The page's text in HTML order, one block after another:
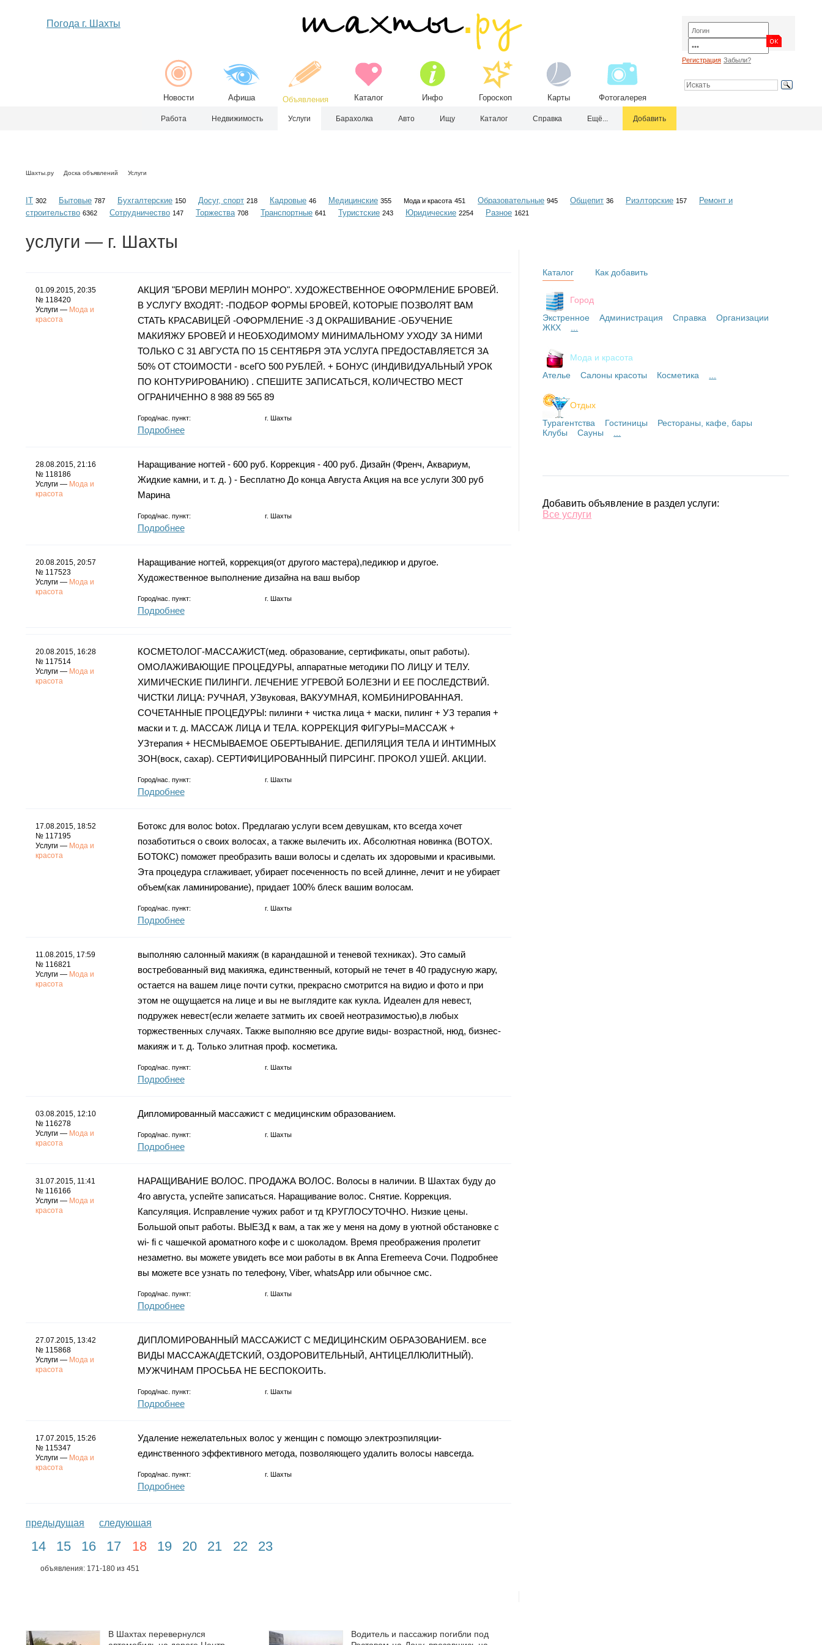
Погода г. Шахты
Новости Афиша Объявления Каталог Инфо Гороскоп Карты Фотогалерея
Регистрация Забыли?
Работа Недвижимость Услуги Барахолка Авто Ищу Каталог Справка Ещё... Добавить
Шахты.ру Доска объявлений Услуги
IT 302 Бытовые 787 Бухгалтерские 150 Досуг, спорт 218 Кадровые 46 Медицинские 355 Мода и красота 451 Образовательные 945 Общепит 36 Риэлторские 157
Ремонт и
строительство 6362 Сотрудничество 147 Торжества 708 Транспортные 641 Туристские 243 Юридические 2254 Разное 1621
услуги — г. Шахты
01.09.2015, 20:35
№ 118420
Услуги — Мода и
красота
АКЦИЯ "БРОВИ МЕРЛИН МОНРО". ХУДОЖЕСТВЕННОЕ ОФОРМЛЕНИЕ БРОВЕЙ.
В УСЛУГУ ВХОДЯТ: -ПОДБОР ФОРМЫ БРОВЕЙ, КОТОРЫЕ ПОЗВОЛЯТ ВАМ
СТАТЬ КРАСАВИЦЕЙ -ОФОРМЛЕНИЕ -3 Д ОКРАШИВАНИЕ -ОБУЧЕНИЕ
МАКИЯЖУ БРОВЕЙ И НЕОБХОДИМОМУ МИНИМАЛЬНОМУ УХОДУ ЗА НИМИ
ТОЛЬКО С 31 АВГУСТА ПО 15 СЕНТЯБРЯ ЭТА УСЛУГА ПРЕДОСТАВЛЯЕТСЯ ЗА
50% ОТ СТОИМОСТИ - всеГО 500 РУБЛЕЙ. + БОНУС (ИНДИВИДУАЛЬНЫЙ УРОК
ПО КОНТУРИРОВАНИЮ) . СПЕШИТЕ ЗАПИСАТЬСЯ, КОЛИЧЕСТВО МЕСТ
ОГРАНИЧЕННО 8 988 89 565 89
Город/нас. пункт: г. Шахты
Подробнее
28.08.2015, 21:16
№ 118186
Услуги — Мода и
красота
Наращивание ногтей - 600 руб. Коррекция - 400 руб. Дизайн (Френч, Аквариум,
Жидкие камни, и т. д. ) - Бесплатно До конца Августа Акция на все услуги 300 руб
Марина
Город/нас. пункт: г. Шахты
Подробнее
20.08.2015, 20:57
№ 117523
Услуги — Мода и
красота
Наращивание ногтей, коррекция(от другого мастера),педикюр и другое.
Художественное выполнение дизайна на ваш выбор
Город/нас. пункт: г. Шахты
Подробнее
20.08.2015, 16:28
№ 117514
Услуги — Мода и
красота
КОСМЕТОЛОГ-МАССАЖИСТ(мед. образование, сертификаты, опыт работы).
ОМОЛАЖИВАЮЩИЕ ПРОЦЕДУРЫ, аппаратные методики ПО ЛИЦУ И ТЕЛУ.
ХИМИЧЕСКИЕ ПИЛИНГИ. ЛЕЧЕНИЕ УГРЕВОЙ БОЛЕЗНИ И ЕЕ ПОСЛЕДСТВИЙ.
ЧИСТКИ ЛИЦА: РУЧНАЯ, УЗвуковая, ВАКУУМНАЯ, КОМБИНИРОВАННАЯ.
СОЧЕТАННЫЕ ПРОЦЕДУРЫ: пилинги + чистка лица + маски, пилинг + УЗ терапия +
маски и т. д. МАССАЖ ЛИЦА И ТЕЛА. КОРРЕКЦИЯ ФИГУРЫ=МАССАЖ +
УЗтерапия + НЕСМЫВАЕМОЕ ОБЕРТЫВАНИЕ. ДЕПИЛЯЦИЯ ТЕЛА И ИНТИМНЫХ
ЗОН(воск, сахар). СЕРТИФИЦИРОВАННЫЙ ПИРСИНГ. ПРОКОЛ УШЕЙ. АКЦИИ.
Город/нас. пункт: г. Шахты
Подробнее
17.08.2015, 18:52
№ 117195
Услуги — Мода и
красота
Ботокс для волос botox. Предлагаю услуги всем девушкам, кто всегда хочет
позаботиться о своих волосах, а также вылечить их. Абсолютная новинка (BOTOX.
БОТОКС) поможет преобразить ваши волосы и сделать их здоровыми и красивыми.
Эта процедура сглаживает, убирает посеченность по всей длинне, лечит и не убирает
объем(как ламинирование), придает 100% блеск вашим волосам.
Город/нас. пункт: г. Шахты
Подробнее
11.08.2015, 17:59
№ 116821
Услуги — Мода и
красота
выполняю салонный макияж (в карандашной и теневой техниках). Это самый
востребованный вид макияжа, единственный, который не течет в 40 градусную жару,
остается на вашем лице почти сутки, прекрасно смотрится на видио и фото и при
этом не ощущается на лице и вы не выглядите как кукла. Идеален для невест,
подружек невест(если желаете затмить их своей неотразимостью),в любых
торжественных случаях. Также выполняю все другие виды- возрастной, нюд, бизнес-
макияж и т. д. Только элитная проф. косметика.
Город/нас. пункт: г. Шахты
Подробнее
03.08.2015, 12:10
№ 116278
Услуги — Мода и
красота
Дипломированный массажист с медицинским образованием.
Город/нас. пункт: г. Шахты
Подробнее
31.07.2015, 11:41
№ 116166
Услуги — Мода и
красота
НАРАЩИВАНИЕ ВОЛОС. ПРОДАЖА ВОЛОС. Волосы в наличии. В Шахтах буду до
4го августа, успейте записаться. Наращивание волос. Снятие. Коррекция.
Капсуляция. Исправление чужих работ и тд КРУГЛОСУТОЧНО. Низкие цены.
Большой опыт работы. ВЫЕЗД к вам, а так же у меня на дому в уютной обстановке с
wi- fi с чашечкой ароматного кофе и с шоколадом. Время преображения пролетит
незаметно. вы можете увидеть все мои работы в вк Anna Eremeeva Сочи. Подробнее
вы можете все узнать по телефону, Viber, whatsApp или обычное смс.
Город/нас. пункт: г. Шахты
Подробнее
27.07.2015, 13:42
№ 115868
Услуги — Мода и
красота
ДИПЛОМИРОВАННЫЙ МАССАЖИСТ С МЕДИЦИНСКИМ ОБРАЗОВАНИЕМ. все
ВИДЫ МАССАЖА(ДЕТСКИЙ, ОЗДОРОВИТЕЛЬНЫЙ, АНТИЦЕЛЛЮЛИТНЫЙ).
МУЖЧИНАМ ПРОСЬБА НЕ БЕСПОКОИТЬ.
Город/нас. пункт: г. Шахты
Подробнее
17.07.2015, 15:26
№ 115347
Услуги — Мода и
красота
Удаление нежелательных волос у женщин с помощю электроэпиляции-
единственного эффективного метода, позволяющего удалить волосы навсегда.
Город/нас. пункт: г. Шахты
Подробнее
предыдущая следующая
14 15 16 17 18 19 20 21 22 23
объявления: 171-180 из 451
Каталог
Город
Экстренное
Администрация Справка
Организации
ЖКХ
Мода и красота
Ателье
Салоны красоты Косметика
Отдых
Турагентства
Гостиницы
Рестораны, кафе, бары
Клубы
Сауны
Как добавить
Добавить объявление в раздел услуги:
Все услуги
В Шахтах перевернулся
Водитель и пассажир погибли под